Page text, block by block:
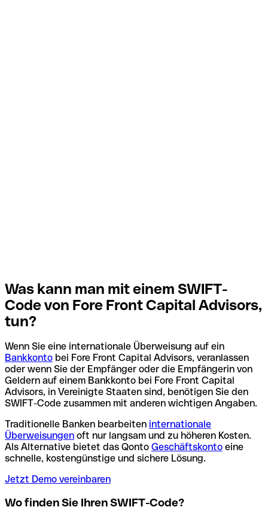
Was kann man mit einem SWIFT-
Code von Fore Front Capital Advisors,
tun?
Wenn Sie eine internationale Überweisung auf ein
Bankkonto bei Fore Front Capital Advisors, veranlassen
oder wenn Sie der Empfänger oder die Empfängerin von
Geldern auf einem Bankkonto bei Fore Front Capital
Advisors, in Vereinigte Staaten sind, benötigen Sie den
SWIFT-Code zusammen mit anderen wichtigen Angaben.
Traditionelle Banken bearbeiten internationale
Überweisungen oft nur langsam und zu höheren Kosten.
Als Alternative bietet das Qonto Geschäftskonto eine
schnelle, kostengünstige und sichere Lösung.
Jetzt Demo vereinbaren
Wo finden Sie Ihren SWIFT-Code?